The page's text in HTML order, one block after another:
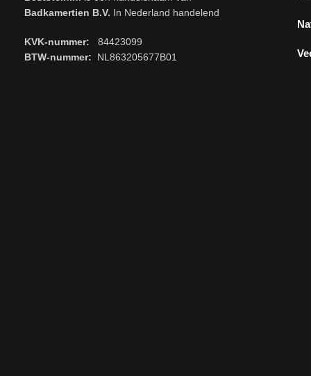
Badkamertien B.V. In Nederland handelend
KVK-nummer: 84423099
BTW-nummer: NL863205677B01